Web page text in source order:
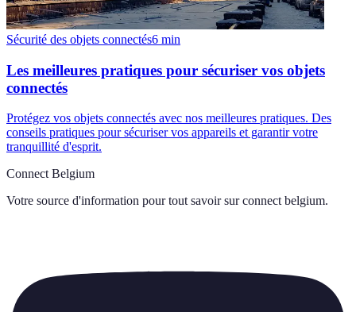
Sécurité des objets connectés6 min
Les meilleures pratiques pour sécuriser vos objets
connectés
Protégez vos objets connectés avec nos meilleures pratiques. Des
conseils pratiques pour sécuriser vos appareils et garantir votre
tranquillité d'esprit.
Connect Belgium
Votre source d'information pour tout savoir sur connect belgium.